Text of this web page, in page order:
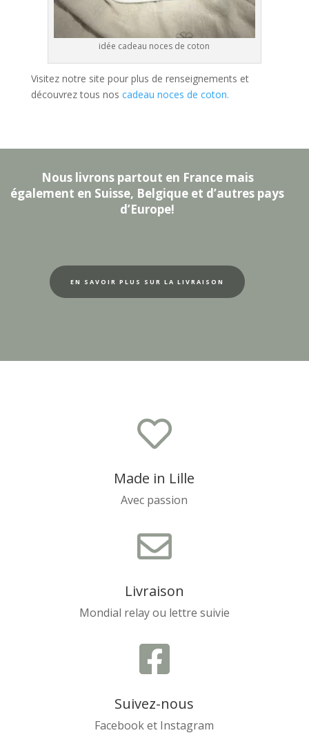
idée cadeau noces de coton
Visitez notre site pour plus de renseignements et
découvrez tous nos cadeau noces de coton.
Nous livrons partout en France mais
également en Suisse, Belgique et d’autres pays
d’Europe!
EN SAVOIR PLUS SUR LA LIVRAISON

Made in Lille
Avec passion

Livraison
Mondial relay ou lettre suivie

Suivez-nous
Facebook et Instagram